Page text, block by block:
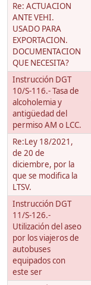
Re: ACTUACION
ANTE VEHI.
USADO PARA
EXPORTACION.
DOCUMENTACION
QUE NECESITA?
Instrucción DGT
10/S-116.- Tasa de
alcoholemia y
antigüedad del
permiso AM o LCC.
Re:Ley 18/2021,
de 20 de
diciembre, por la
que se modifica la
LTSV.
Instrucción DGT
11/S-126.-
Utilización del aseo
por los viajeros de
autobuses
equipados con
este ser